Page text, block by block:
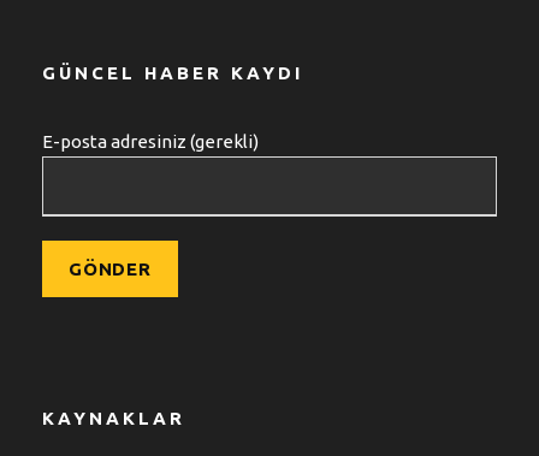
GÜNCEL HABER KAYDI
E-posta adresiniz (gerekli)
KAYNAKLAR